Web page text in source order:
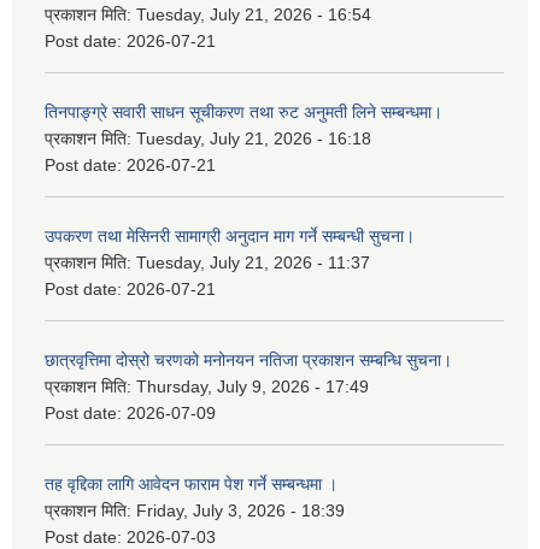
प्रकाशन मिति: Tuesday, July 21, 2026 - 16:54
Post date: 2026-07-21
तिनपाङ्ग्रे सवारी साधन सूचीकरण तथा रुट अनुमती लिने सम्बन्धमा।
प्रकाशन मिति: Tuesday, July 21, 2026 - 16:18
Post date: 2026-07-21
उपकरण तथा मेसिनरी सामाग्री अनुदान माग गर्ने सम्बन्धी सुचना।
प्रकाशन मिति: Tuesday, July 21, 2026 - 11:37
Post date: 2026-07-21
छात्रवृत्तिमा दोस्रो चरणको मनोनयन नतिजा प्रकाशन सम्बन्धि सुचना।
प्रकाशन मिति: Thursday, July 9, 2026 - 17:49
Post date: 2026-07-09
तह वृद्दिका लागि आवेदन फाराम पेश गर्ने सम्बन्धमा ।
प्रकाशन मिति: Friday, July 3, 2026 - 18:39
Post date: 2026-07-03